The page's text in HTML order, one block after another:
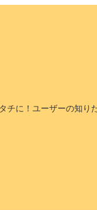
チに！ユーザーの知り